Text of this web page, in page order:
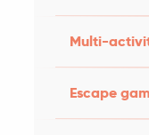
Multi-
Escape